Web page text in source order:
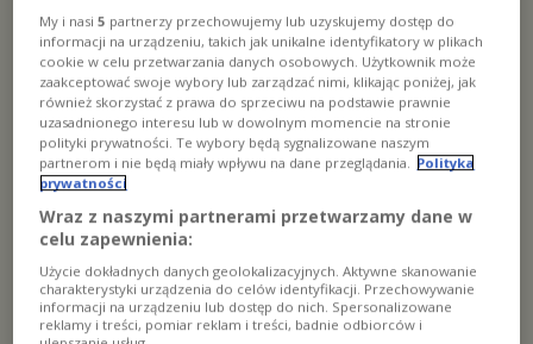
nasi felietoniści, wśród nich m.in. Elżbieta Nowak,
Barbara Sułek-Kowalska, o. Wacław Oszajca.
Zapraszamy do słuchania Jedynki od poniedziałku
do soboty o godzinie 4.55.
Ostatnie audycje
Myśli na dobry dzień 24 lutego godz.
04:57
2024-02-24 arrow_forward
My i nasi5 partnerzy przechowujemy lub uzyskujemy dostęp do
informacji na urządzeniu, takich jak unikalne identyfikatory w plikach
cookie w celu przetwarzania danych osobowych. Użytkownik może
zaakceptować swoje wybory lub zarządzać nimi, klikając poniżej, jak
również skorzystać z prawa do sprzeciwu na podstawie prawnie
uzasadnionego interesu lub w dowolnym momencie na stronie
polityki prywatności. Te wybory będą sygnalizowane naszym
partnerom i nie będą miały wpływu na dane przeglądania. Polityka
prywatności
Wraz z naszymi partnerami przetwarzamy dane w
celu zapewnienia:
Użycie dokładnych danych geolokalizacyjnych. Aktywne skanowanie
charakterystyki urządzenia do celów identyfikacji. Przechowywanie
informacji na urządzeniu lub dostęp do nich. Spersonalizowane
reklamy i treści, pomiar reklam i treści, badnie odbiorców i